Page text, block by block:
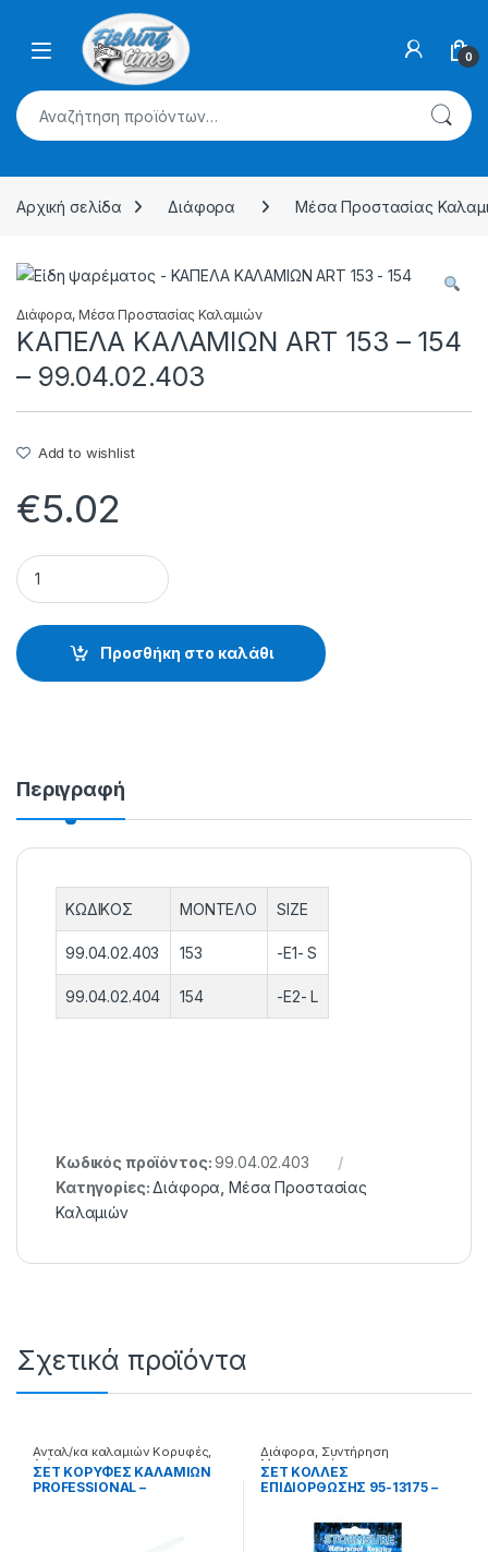
Skip to navigation
0
Αναζήτηση για:
Αρχική σελίδα Διάφορα Μέσα Προστασίας
Διάφορα, Μέσα Προστασίας Καλαμιών
KAΠEΛA ΚΑΛΑΜΙΩΝ ART 153 – 154
– 99.04.02.403
Add to wishlist
€5.02
KAΠEΛA ΚΑΛΑΜΙΩΝ ART 153 - 154 - 99.04.02.403 quantity
Προσθήκη στο καλάθι
Περιγραφή
ΚΩΔΙΚΟΣ ΜΟΝΤΕΛΟ SIZE
99.04.02.403 153 -E1- S
99.04.02.404 154 -E2- L
Κωδικός προϊόντος:99.04.02.403
Κατηγορίες:Διάφορα ,Μέσα Προστασίας
Καλαμιών
Σχετικά προϊόντα
Ανταλ/κα καλαμιών Κορυφές,
Διάφορα
ΣΕΤ ΚΟΡΥΦΕΣ ΚΑΛΑΜΙΩΝ
PROFESSIONAL –
Διάφορα, Συντήρηση
Μηχανισμού
ΣΕΤ ΚΟΛΛΕΣ
ΕΠΙΔΙΟΡΘΩΣΗΣ 95-13175 –